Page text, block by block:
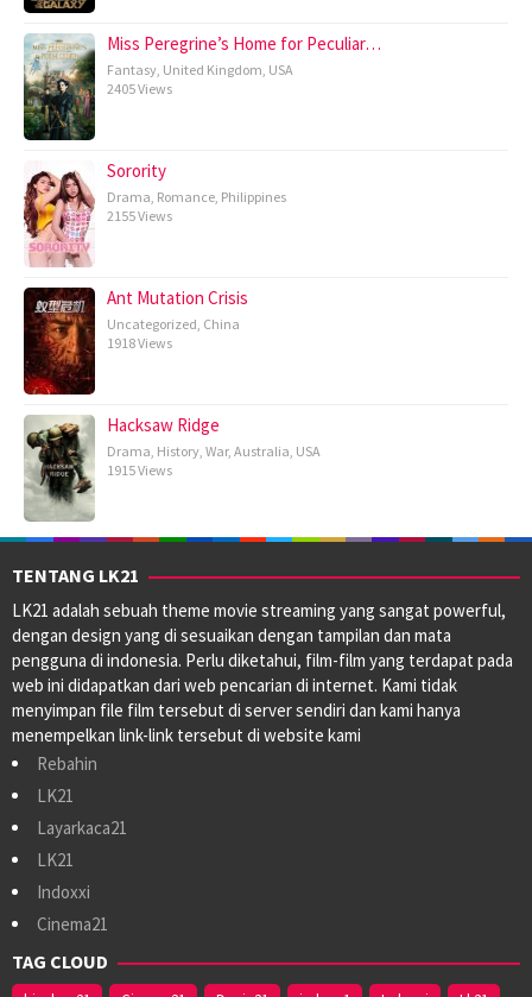
Miss Peregrine’s Home for Peculiar…
Fantasy, United Kingdom, USA
2405 Views
Sorority
Drama, Romance, Philippines
2155 Views
Ant Mutation Crisis
Uncategorized, China
1918 Views
Hacksaw Ridge
Drama, History, War, Australia, USA
1915 Views
TENTANG LK21
LK21 adalah sebuah theme movie streaming yang sangat powerful,
dengan design yang di sesuaikan dengan tampilan dan mata
pengguna di indonesia. Perlu diketahui, film-film yang terdapat pada
web ini didapatkan dari web pencarian di internet. Kami tidak
menyimpan file film tersebut di server sendiri dan kami hanya
menempelkan link-link tersebut di website kami
Rebahin
LK21
Layarkaca21
LK21
Indoxxi
Cinema21
TAG CLOUD